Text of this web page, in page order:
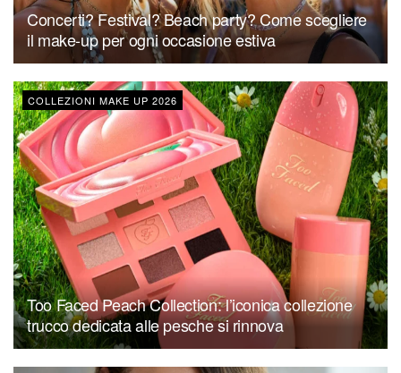
Concerti? Festival? Beach party? Come scegliere
il make-up per ogni occasione estiva
COLLEZIONI MAKE UP 2026
Too Faced Peach Collection: l’iconica collezione
trucco dedicata alle pesche si rinnova